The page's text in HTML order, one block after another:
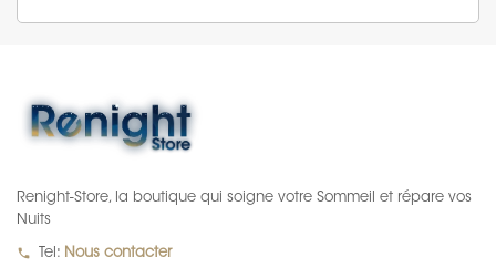
Renight-Store, la boutique qui soigne votre Sommeil et répare vos
Nuits
local_phone Tel: Nous contacter